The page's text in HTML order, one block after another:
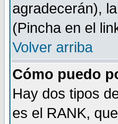
agradecerán),
(Pincha en el
Volver arriba
Cómo puedo
Hay dos tipos
es el RANK,